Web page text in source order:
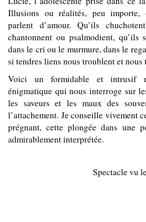
Illusions ou réalités, peu importe,
parlent d’amour. Qu’ils
chantonnent ou psalmodient, qu’ils
dans le cri ou le murmure, dans le
si tendres liens nous troublent et nous
Voici un formidable et intrusif
énigmatique qui nous interroge sur
les saveurs et les maux des
l’attachement. Je conseille vivement
prégnant, cette plongée dans une
admirablement interprétée.
Spectacle vu